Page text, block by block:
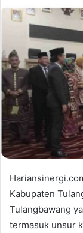
email
Kabupaten
Tulangbawang
termasuk unsur